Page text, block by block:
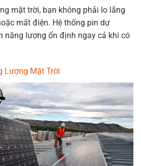
mặt trời, bạn không phải lo lắng
mất điện. Hệ thống pin dự
năng lượng ổn định ngay cả khi có
Lượng Mặt Trời